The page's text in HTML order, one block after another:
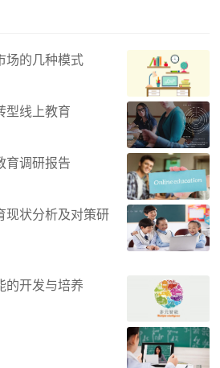
场的几种模式
型线上教育
育调研报告
现状分析及对策研
的开发与培养